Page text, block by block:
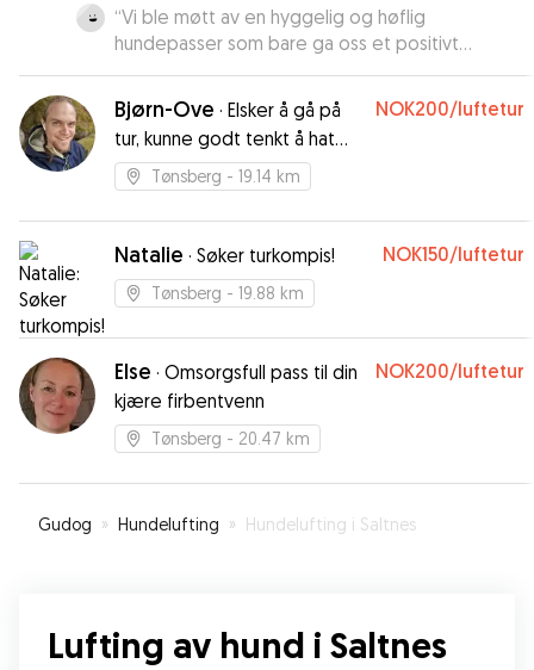
“Vi ble møtt av en hyggelig og høflig
hundepasser som bare ga oss et positivt
inntrykk. Vi sendte han to meldinger mens han
passet vår hund, og fikk greie og informative
svar. Vi kommer helt sikkert til å benytte oss av
denne hundepasseren ved en senere anledning.
Og vil klart anbefale han til andre.
Bjørn-Ove · Elsker å gå på
tur, kunne godt tenkt å hat
med en tur kompis.
NOK200/luftetur
Tønsberg - 19.14 km
Natalie · Søker turkompis! NOK150/luftetur
Tønsberg - 19.88 km
Else · Omsorgsfull pass til din
kjære firbentvenn
NOK200/luftetur
Tønsberg - 20.47 km
Gudog » Hundelufting » Hundelufting i Saltnes
Lufting av hund i Saltnes